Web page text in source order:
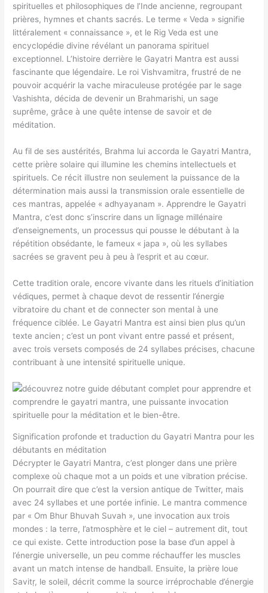
spirituelles et philosophiques de l’Inde ancienne, regroupant
prières, hymnes et chants sacrés. Le terme « Veda » signifie
littéralement « connaissance », et le Rig Veda est une
encyclopédie divine révélant un panorama spirituel
exceptionnel. L’histoire derrière le Gayatri Mantra est aussi
fascinante que légendaire. Le roi Vishvamitra, frustré de ne
pouvoir acquérir la vache miraculeuse protégée par le sage
Vashishta, décida de devenir un Brahmarishi, un sage
suprême, grâce à une quête intense de savoir et de
méditation.
Au fil de ses austérités, Brahma lui accorda le Gayatri Mantra,
cette prière solaire qui illumine les chemins intellectuels et
spirituels. Ce récit illustre non seulement la puissance de la
détermination mais aussi la transmission orale essentielle de
ces mantras, appelée « adhyayanam ». Apprendre le Gayatri
Mantra, c’est donc s’inscrire dans un lignage millénaire
d’enseignements, un processus qui pousse le débutant à la
répétition obsédante, le fameux « japa », où les syllabes
sacrées se gravent peu à peu à l’esprit et au cœur.
Cette tradition orale, encore vivante dans les rituels d’initiation
védiques, permet à chaque devot de ressentir l’énergie
vibratoire du chant et de connecter son mental à une
fréquence ciblée. Le Gayatri Mantra est ainsi bien plus qu’un
texte ancien ; c’est un pont vivant entre passé et présent,
avec trois versets composés de 24 syllabes précises, chacune
contribuant à une intensité spirituelle unique.
Signification profonde et traduction du Gayatri Mantra pour les
débutants en méditation
Décrypter le Gayatri Mantra, c’est plonger dans une prière
complexe où chaque mot a un poids et une vibration précise.
On pourrait dire que c’est la version antique de Twitter, mais
avec 24 syllabes et une portée infinie. Le mantra commence
par « Om Bhur Bhuvah Suvah », une invocation aux trois
mondes : la terre, l’atmosphère et le ciel – autrement dit, tout
ce qui existe. Cette introduction pose la base d’un appel à
l’énergie universelle, un peu comme réchauffer les muscles
avant un match intense de handball. Ensuite, la prière loue
Savitṛ, le soleil, décrit comme la source irréprochable d’énergie